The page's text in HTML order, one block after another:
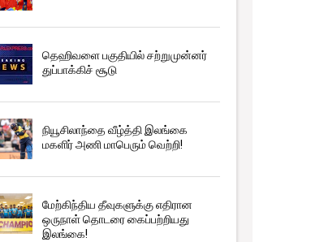
தெஹிவளை பகுதியில் சற்றுமுன்னர்
துப்பாக்கிச் சூடு
நியூசிலாந்தை வீழ்த்தி இலங்கை
மகளிர் அணி மாபெரும் வெற்றி!
மேற்கிந்திய தீவுகளுக்கு எதிரான
ஒருநாள் தொடரை கைப்பற்றியது
இலங்கை!